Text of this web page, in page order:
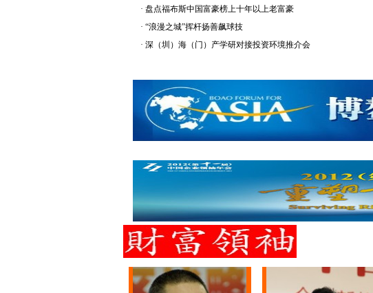
· 盘点福布斯中国富豪榜上十年以上老富豪
· “浪漫之城”挥杆扬善飙球技
· 深（圳）海（门）产学研对接投资环境推介会